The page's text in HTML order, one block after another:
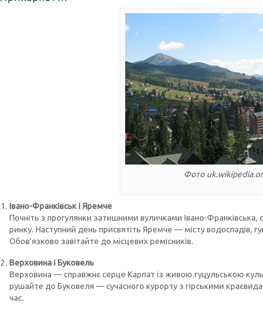
Фото
Івано-Франківськ і Яремче
Почніть з прогулянки затишними вуличками Івано-
ринку. Наступний день присвятіть Яремче — місту водоспадів,
Обов’язково завітайте до місцевих ремісників.
Верховина і Буковель
Верховина — справжнє серце Карпат із живою гуцульською
рушайте до Буковеля — сучасного курорту з гірськими
час.